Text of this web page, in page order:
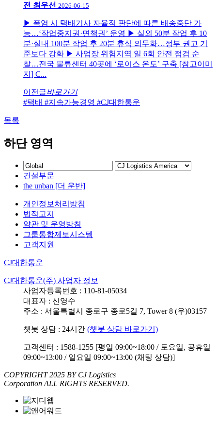
전 최우선 2026-06-15
▶ 폭염 시 택배기사 자율적 판단에 따른 배송중단 가
능…‘작업중지권·면책권’ 운영 ▶ 실외 50분 작업 후 10
분·실내 100분 작업 후 20분 휴식 의무화…정부 권고 기
준보다 강화 ▶ 사업장 위험지역 일 6회 안전 점검 순
찰…전국 물류센터 40곳에 ‘로이스 온도’ 구축 [참고이미
지] C...
이전글바로가기
#택배 #지속가능경영 #CJ대한통운
목록
하단 영역
건설부문
the unban [더 운반]
개인정보처리방침
법적고지
약관 및 운영방침
그룹통합제보시스템
고객지원
CJ대한통운
CJ대한통운(주) 사업자 정보
사업자등록번호 : 110-81-05034
대표자 : 신영수
주소 : 서울특별시 종로구 종로5길 7, Tower 8 (우)03157
챗봇 상담 : 24시간 (챗봇 상담 바로가기)
고객센터 : 1588-1255 [평일 09:00~18:00 / 토요일, 공휴일
09:00~13:00 / 일요일 09:00~13:00 (채팅 상담)]
COPYRIGHT 2025 BY CJ Logistics
Corporation ALL RIGHTS RESERVED.